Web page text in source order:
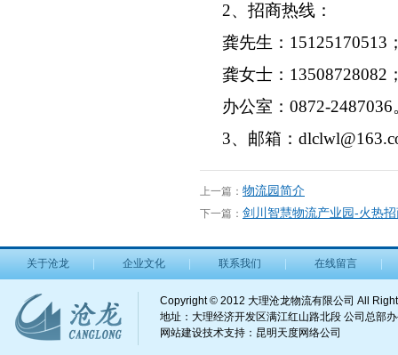
2、招商热线：
龚先生：15125170513
龚女士：13508728082
办公室：0872-2487036
3、邮箱：
上一篇： 物流园简介
下一篇： 剑川智慧物流产业园-火热
关于沧龙 企业文化 联系我们 在线留言
Copyright © 2012 大理沧龙物流有限公司 All
地址：大理经济开发区满江红山路北段 公司总部
网站建设技术支持： 昆明天度网络公司